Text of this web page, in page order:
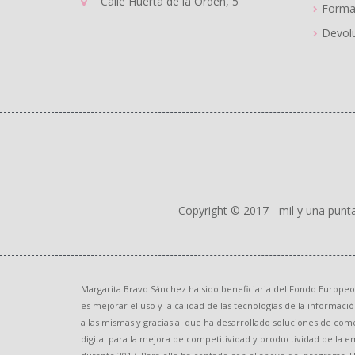
Copyright © 2017 - mil y una
Margarita Bravo Sánchez ha sido beneficiaria del Fondo
es mejorar el uso y la calidad de las tecnologías de la
a las mismas y gracias al que ha desarrollado soluciones de
digital para la mejora de competitividad y productividad de la